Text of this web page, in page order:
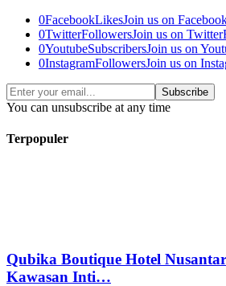
0FacebookLikesJoin us on
0TwitterFollowersJoin us on Twitter
0YoutubeSubscribersJoin us on
0InstagramFollowersJoin us on
Subscribe
You can unsubscribe at any time
Terpopuler
Qubika Boutique Hotel
Kawasan Inti…